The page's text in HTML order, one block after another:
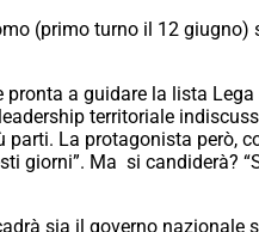
(primo turno il 12
a guidare la lista
territoriale
La protagonista però,
giorni”. Ma si candiderà?
sia il governo